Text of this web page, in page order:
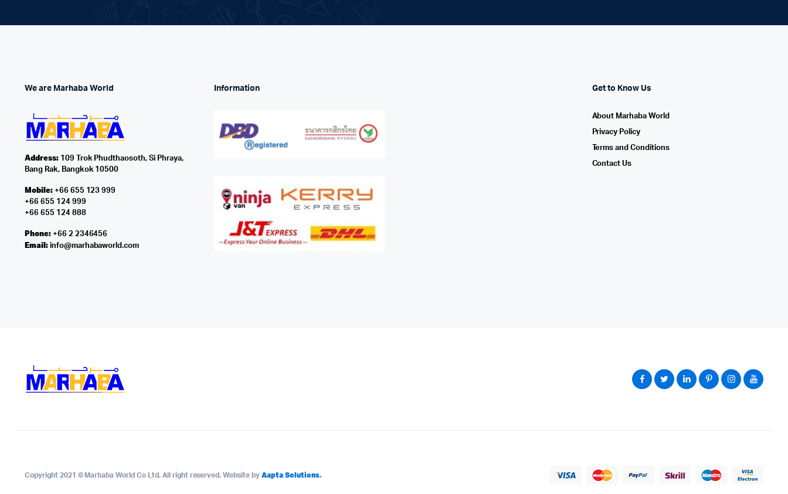
We are Marhaba World
Address:109 Trok Phudthaosoth, Si Phraya,
Bang Rak, Bangkok 10500
Mobile:+66 655 123 999
+66 655 124 999
+66 655 124 888
Phone:+66 2 2346456
Email: info@marhabaworld.com
Information Get to Know Us
About Marhaba World
Privacy Policy
Terms and Conditions
Contact Us
Copyright 2021 © Marhaba World Co Ltd. All right reserved. Website by Aapta Solutions.